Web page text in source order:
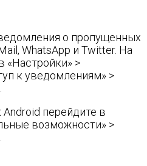
о пропущенных
WhatsApp и Twitter. На
«Настройки» >
к уведомлениям» >
перейдите в
возможности» >